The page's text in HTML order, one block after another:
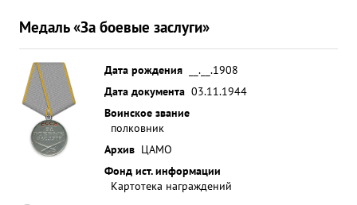
Медаль «За боевые заслуги»
Дата рождения
__.__.1908
Дата документа 03.11.1944
Воинское звание
полковник
Архив ЦАМО
Фонд ист. информации
Картотека награждений